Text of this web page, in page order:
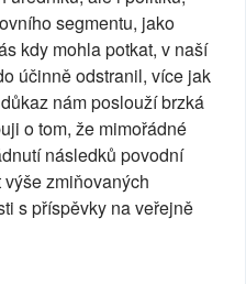
segmentu, jako
kdy mohla potkat, v naší
účinně odstranil, více jak
nám poslouží brzká
o tom, že mimořádné
následků povodní
zmiňovaných
s příspěvky na veřejně